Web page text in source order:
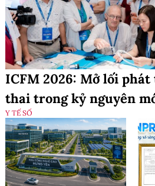
ICFM 2026: Mở lối
thai trong kỷ nguyên
Y TẾ SỐ